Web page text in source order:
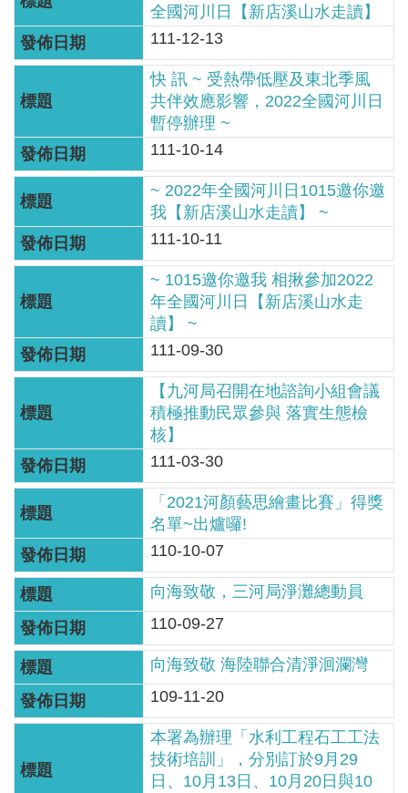
資
訊
服
於
本
署
網
站
覽
回
首
頁
意
見
箱
常
見
問
答
廉
政
全國河川日【新店溪山水走讀】
111-12-13
快 訊 ~ 受熱帶低壓及東北季風
共伴效應影響，2022全國河川日
暫停辦理 ~
111-10-14
~ 2022年全國河川日1015邀你邀
我【新店溪山水走讀】 ~
111-10-11
~ 1015邀你邀我 相揪參加2022
年全國河川日【新店溪山水走
讀】 ~
111-09-30
【九河局召開在地諮詢小組會議
積極推動民眾參與 落實生態檢
核】
111-03-30
「2021河顏藝思繪畫比賽」得獎
名單~出爐囉!
110-10-07
向海致敬，三河局淨灘總動員
110-09-27
向海致敬 海陸聯合清淨洄瀾灣
109-11-20
本署為辦理「水利工程石工工法
技術培訓」，分別訂於9月29
日、10月13日、10月20日與10